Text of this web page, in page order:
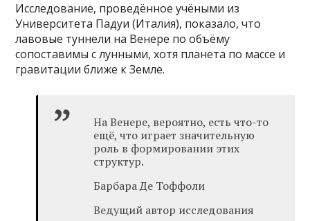
Исследование, проведённое учёными из
Университета Падуи (Италия), показало, что
лавовые туннели на Венере по объёму
сопоставимы с лунными, хотя планета по массе и
гравитации ближе к Земле.
На Венере, вероятно, есть что-то
ещё, что играет значительную
роль в формировании этих
структур.
Барбара Де Тоффоли
Ведущий автор исследования